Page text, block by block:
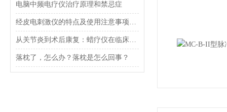
电脑中频电疗仪治疗原理和禁忌症
经皮电刺激仪的特点及使用注意事项一文了解
从关节炎到术后康复：蜡疗仪在临床康复中的多场景应用
落枕了，怎么办？落枕是怎么回事？